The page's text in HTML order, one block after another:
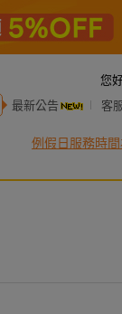
您
最新公告 客
例假日服務時